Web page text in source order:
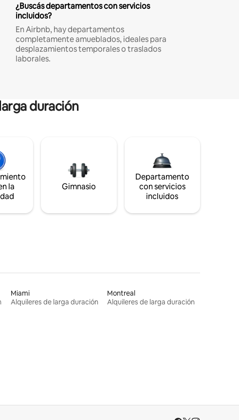
¿Buscás departamentos con servicios
incluidos?
En Airbnb, hay departamentos
completamente amueblados, ideales para
desplazamientos temporales o traslados
laborales.
duración
la
Gimnasio
Departamento
con servicios
incluidos
Miami
Alquileres de larga duración
Montreal
Alquileres de larga duración